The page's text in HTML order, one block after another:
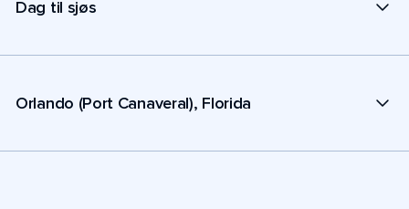
Dag til sjøs
Orlando (Port Canaveral), Florida